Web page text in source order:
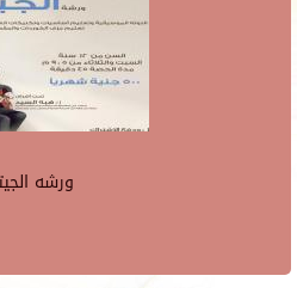
ورشه